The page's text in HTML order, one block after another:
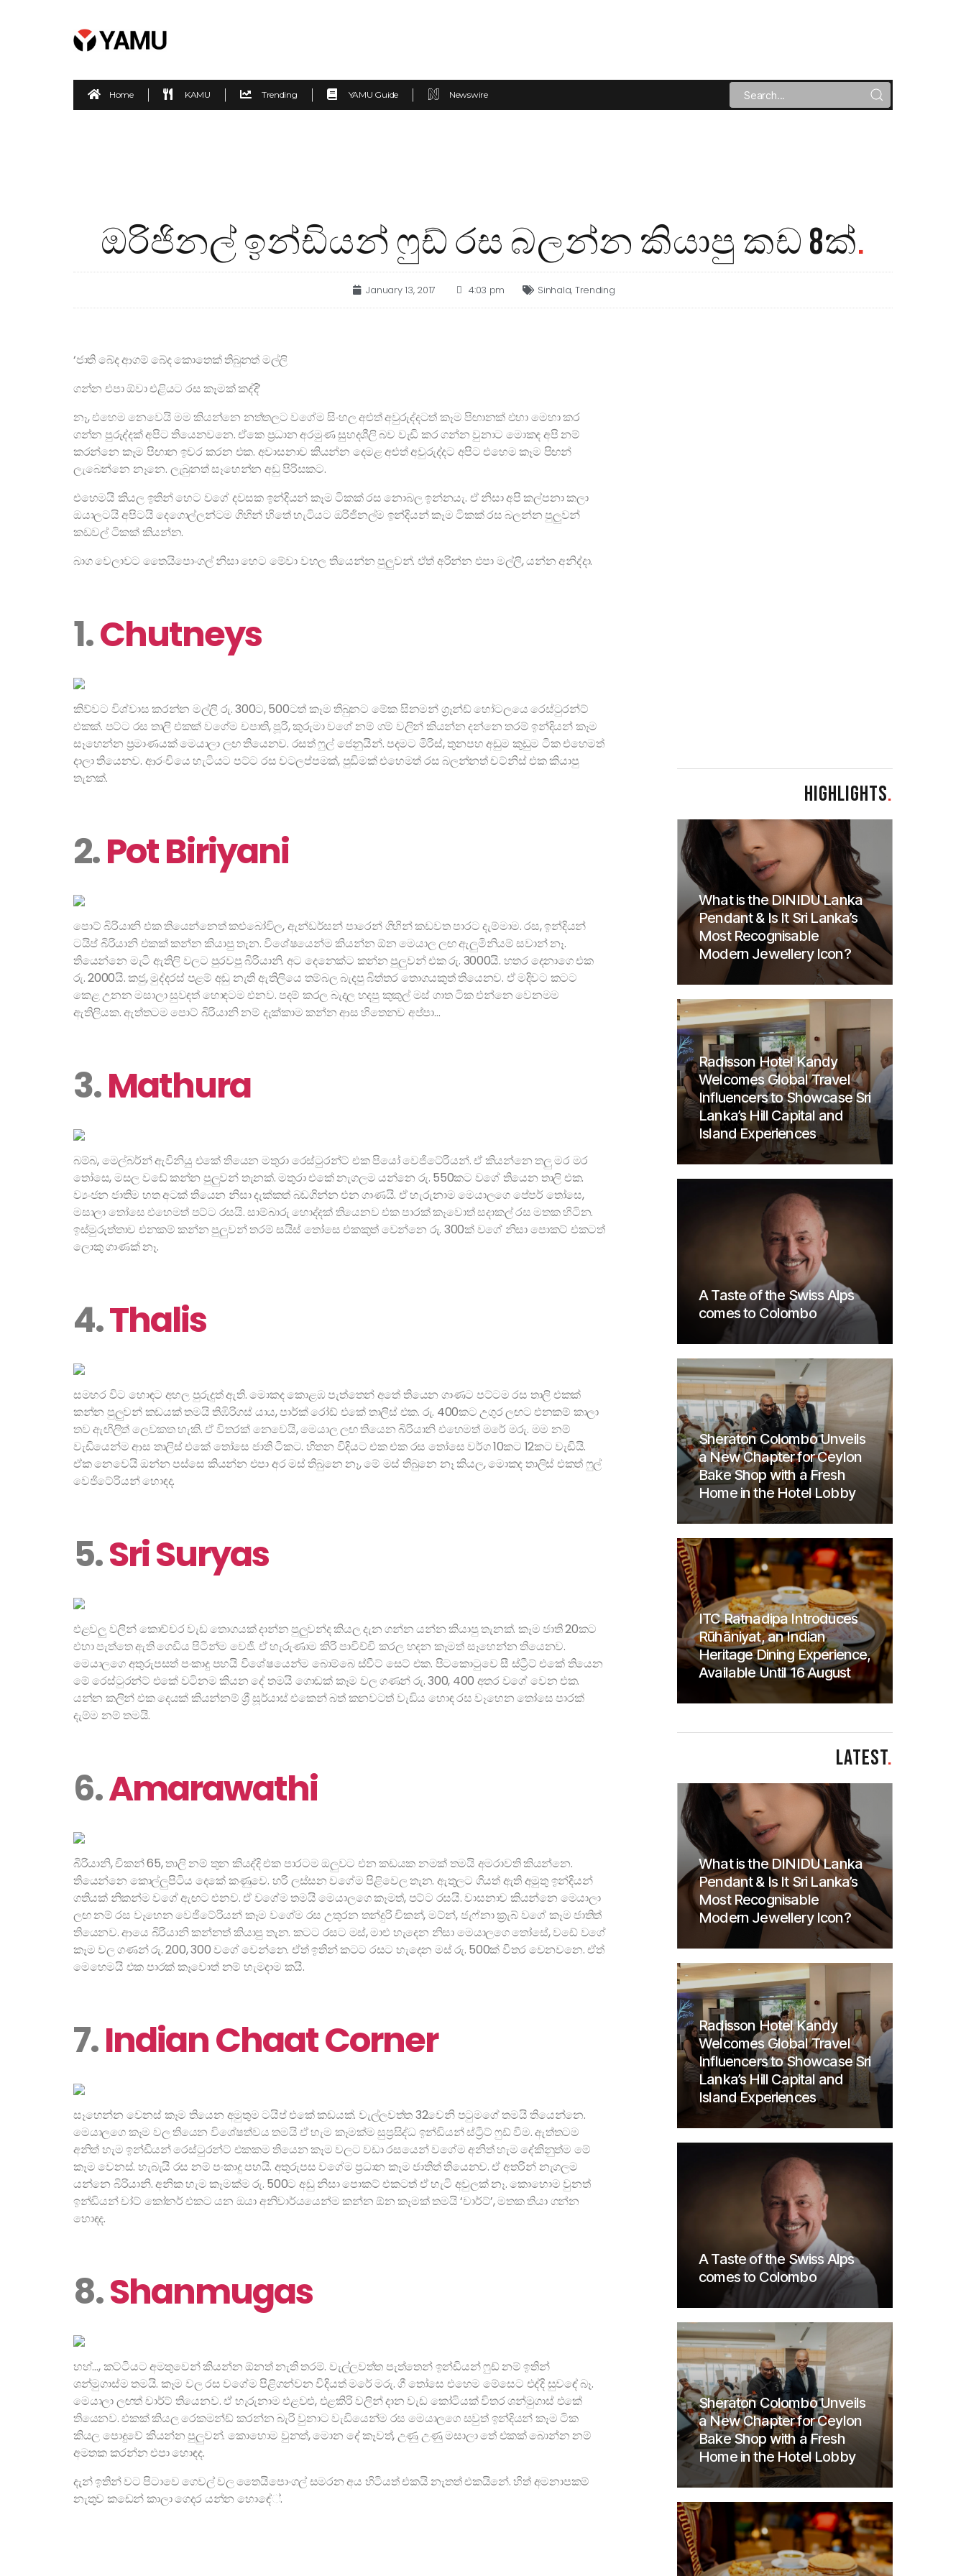
Home KAMU Trending YAMU Guide Newswire
ඔරිජිනල් ඉන්ඩියන් ෆුඩ් රස බලන්න කියාපු කඩ 8ක්.
January 13, 2017 4:03 pm Sinhala, Trending
‘ජාති බේද ආගම් බේද කොතෙක් තිබුනත් මල්ලි
ගන්න එපා ඕවා එළියට රස කෑමක් කද්දි’
නෑ, එහෙම නෙවෙයි මම කියන්නෙ නත්තලට වගේම සිංහල අළුත් අවුරුද්දටත් කෑම පිඟානක් එහා මෙහා කර
ගන්න පුරුද්දක් අපිට තියෙනවනෙ. ඒකෙ ප්‍රධාන අරමුණ සුහදශීලි බව වැඩි කර ගන්න වුනාට මොකද අපි නම්
කරන්නෙ කෑම පිඟාන ඉවර කරන එක. අවාසනාව කියන්න දෙමළ අළුත් අවුරුද්දට අපිට එහෙම කෑම පිඟන්
ලැබෙන්නෙ නෑනෙ. ලැබුනත් සෑහෙන්න අඩු පිරිසකට.
එහෙමයි කියල ඉතින් හෙට වගේ දවසක ඉන්දියන් කෑම ටිකක් රස නොබල ඉන්නයැ. ඒ නිසා අපි කල්පනා කලා
ඔයාලටයි අපිටයි දෙගොල්ලන්ටම ගිහින් හිතේ හැටියට ඔරිජිනල්ම ඉන්දියන් කෑම ටිකක් රස බලන්න පුලුවන්
කඩවල් ටිකක් කියන්න.
බාග වෙලාවට තෛයිපොංගල් නිසා හෙට මේවා වහල තියෙන්න පුලුවන්. ඒත් අරින්න එපා මල්ලි, යන්න අනිද්දා.
1.Chutneys
කිව්වට විශ්වාස කරන්න මල්ලි රු. 300ට, 500ටත් කෑම තිබුනට මේක සිනමන් ග්‍රෑන්ඩ් හෝටලයෙ රෙස්ටුරන්ට්
එකක්. පට්ට රස තාලි එකක් වගේම චපාති, පූරි, කුරුමා වගේ නම් ගම් වලින් කියන්න දන්නෙ තරම් ඉන්දියන් කෑම
සෑහෙන්න ප්‍රමාණයක් මෙයාලා ලඟ තියෙනව. රසත් ෆුල් ජෙනුයින්. පදමට මිරිස්, තුනපහ අඩුම කුඩුම ටික එහෙමත්
දාලා තියෙනව. ආරංචියෙ හැටියට පට්ට රස වටලප්පමක්, පුඩිමක් එහෙමත් රස බලන්නත් චට්නිස් එක කියාපු
තැනක්.
2.Pot Biriyani
පොට් බිරියානි එක තියෙන්නෙත් කළුබෝවිල, ඇන්ඩර්සන් පාරෙන් ගිහින් කඩවත පාරට දැම්මාම. රස, ඉන්දියන්
ටයිප් බිරියානි එකක් කන්න කියාපු තැන. විශේෂයෙන්ම කියන්න ඕන මෙයාල ලඟ ඇලුමිනියම් සවාන් නෑ.
තියෙන්නෙ මැටි ඇතිලි වලට පුරවපු බිරියානි. අට දෙනෙක්ට කන්න පුලුවන් එක රු. 3000යි. හතර දෙනාගෙ එක
රු. 2000යි. කජු, මුද්දරස් පළම් අඩු නැති ඇතිලියෙ තම්බල බැදපු බිත්තර තොගයකුත් තියෙනව. ඒ මදිවට කටට
කෙළ උනන මසාලා සුවඳත් හොඳටම එනව. පදම් කරල බැදල හදපු කුකුල් මස් ගාත ටික එන්නෙ වෙනමම
ඇතිලියක. ඇත්තටම පොට් බිරියානි නම් දැක්කාම කන්න ආස හිතෙනව අප්පා…
3.Mathura
බම්බ, මෙල්බර්න් ඇවිනියු එකේ තියෙන මතුරා රෙස්ටුරන්ට් එක පියෝ වෙජිටේරියන්. ඒ කියන්නෙ තලු මර මර
තෝසෙ, මසල වඩේ කන්න පුලුවන් තැනක්. මතුරා එකේ නැගලම යන්නෙ රු. 550කට වගේ තියෙන තාලි එක.
ව්‍යංජන ජාතිම හත අටක් තියෙන නිසා දැක්කත් බඩගින්න එන ගාණයි. ඒ හැරුනාම මෙයාලගෙ පේපර් තෝසෙ,
මසාලා තෝසෙ එහෙමත් පට්ට රසයි. සාම්බාරු හොද්දක් තියෙනව එක පාරක් කෑවොත් සදාකල් රස මතක හිටින.
ඉස්මුරුත්තාව එනකම් කන්න පුලුවන් තරම් සයිස් තෝසෙ එකකුත් වෙන්නෙ රු. 300ක් වගේ නිසා පොකට් එකටත්
ලොකු ගාණක් නෑ.
4.Thalis
සමහර විට හොඳට අහල පුරුදුත් ඇති. මොකද කොළඹ පැත්තෙන් අතේ තියෙන ගාණට පට්ටම රස තාලි එකක්
කන්න පුලුවන් කඩයක් තමයි තිඹිරිගස් යාය, පාර්ක් රෝඩ් එකේ තාලිස් එක. රු. 400කට උගුර ලඟට එනකම් කාලා
තව ඇඟිලිත් ලෙවකත හැකි. ඒ විතරක් නෙවෙයි, මෙයාල ලඟ තියෙන බිරියානි එහෙමත් මරේ මරු. මම නම්
වැඩියෙන්ම ආස තාලිස් එකේ තෝසෙ ජාති ටිකට. හිතන විදියට එක එක රස තෝසෙ වර්ග 10කට 12කට වැඩියි.
ඒක නෙවෙයි ඔන්න පස්සෙ කියන්න එපා අර මස් තිබුනෙ නෑ, මේ මස් තිබුනෙ නෑ කියල, මොකද තාලිස් එකත් ෆුල්
වෙජිටේරියන් හොඳද.
5.Sri Suryas
එළවලු වලින් කොච්චර වැඩ තොගයක් දාන්න පුලුවන්ද කියල දැන ගන්න යන්න කියාපු තැනක්. කෑම ජාති 20කට
එහා පැත්තෙ ඇති ගෙඩිය පිටින්ම වෙජි. ඒ හැරුණාම කිරි පාවිච්චි කරල හදන කෑමත් සෑහෙන්න තියෙනව.
මෙයාලගෙ අතුරුපසත් පංකාදු පහයි විශේෂයෙන්ම බොම්බෙ ස්වීට් සෙට් එක. පිටකොටුවෙ සී ස්ට්‍රීට් එකේ තියෙන
මේ රෙස්ටුරන්ට් එකේ වටිනම කියන දේ තමයි ගොඩක් කෑම වල ගණන් රු. 300, 400 අතර වගේ වෙන එක.
යන්න කලින් එක දෙයක් කියන්නම් ශ්‍රී සූර්යාස් එකෙන් බත් කනවටත් වැඩිය හොඳ රස වෑහෙන තෝසෙ පාරක්
දැම්ම නම් තමයි.
6.Amarawathi
බිරියානි, චිකන් 65, තාලි නම් තුන කියද්දි එක පාරටම ඔලුවට එන කඩයක නමක් තමයි අමරාවති කියන්නෙ.
තියෙන්නෙ කොල්ලුපිටිය දෙකේ කණුවෙ. හරි ලස්සන වගේම පිළිවෙල තැන. ඇතුලට ගියත් ඇති අමුතු ඉන්දියන්
ගතියක් නිකන්ම වගේ ඇඟට එනව. ඒ වගේම තමයි මෙයාලගෙ කෑමත්, පට්ට රසයි. වාසනාව කියන්නෙ මෙයාලා
ලඟ නම් රස වෑහෙන වෙජිටේරියන් කෑම වගේම රස උතුරන තන්දුරි චිකන්, මට්න්, ජැෆ්නා ක්‍රැබ් වගේ කෑම ජාතිත්
තියෙනව. ආයෙ බිරියානි කන්නත් කියාපු තැන. කටට රසට මස්, මාළු හැදෙන නිසා මෙයාලගෙ තෝසේ, වඩේ වගේ
කෑම වල ගණන් රු. 200, 300 වගේ වෙන්නෙ. ඒත් ඉතින් කටට රසට හැදෙන මස් රු. 500ක් විතර වෙනවනෙ. ඒත්
මෙහෙමයි එක පාරක් කෑවොත් නම් හැමදාම කයි.
7.Indian Chaat Corner
සෑහෙන්න වෙනස් කෑම තියෙන අමුතුම ටයිප් එකේ කඩයක්. වැල්ලවත්ත 32වෙනි පටුමගේ තමයි තියෙන්නෙ.
මෙයාලගෙ කෑම වල තියෙන විශේෂත්වය තමයි ඒ හැම කෑමක්ම සුප්‍රසිද්ධ ඉන්ඩියන් ස්ට්‍රීට් ෆුඩ් වීම. ඇත්තටම
අනිත් හැම ඉන්ඩියන් රෙස්ටුරන්ට් එකකම තියෙන කෑම වලට වඩා රසයෙන් වගේම අනිත් හැම දේකිනුත්ම මේ
කෑම වෙනස්. හැබැයි රස නම් පංකාදු පහයි. අතුරුපස වගේම ප්‍රධාන කෑම ජාතිත් තියෙනව. ඒ අතරින් නැගලම
යන්නෙ බිරියානි. අනික හැම කෑමක්ම රු. 500ට අඩු නිසා පොකට් එකටත් ඒ හැටි අවුලක් නෑ. කොහොම වුනත්
ඉන්ඩියන් චා්ට් කෝනර් එකට යන ඔයා අනිවාර්යයෙන්ම කන්න ඕන කෑමක් තමයි ‘චාර්ට්’, මතක තියා ගන්න
හොඳද.
8.Shanmugas
හහ්…, කට්ටියට අමතුවෙන් කියන්න ඕනත් නැති තරම්. වැල්ලවත්ත පැත්තෙන් ඉන්ඩියන් ෆුඩ් නම් ඉතින්
ශන්මුගාස්ම තමයි. කෑම වල රස වගේම පිළිගන්වන විදියත් මරේ මරු. ගී තෝසෙ එහෙම මේසෙට එද්දි සුවඳේ බෑ.
මෙයාලා ලඟත් චාර්ට් තියෙනව. ඒ හැරුනාම එළවළු, එළකිරි වලින් දාන වැඩ කෝටියක් විතර ශන්මුගාස් එකේ
තියෙනව. එකක් කියල රෙකමන්ඩ් කරන්න බැරි වුනාට වැඩියෙන්ම රස මෙයාලගෙ සවුත් ඉන්දියන් කෑම ටික
කියල පොදුවේ කියන්න පුලුවන්. කොහොම වුනත්, මොන දේ කෑවත්, උණු උණු මසාලා තේ එකක් බොන්න නම්
අමතක කරන්න එපා හොඳද.
දැන් ඉතින් වට පිටාවෙ ගෙවල් වල තෛයිපොංගල් සමරන අය හිටියත් එකයි නැතත් එකයිනේ. හිත් අමනාපකම්
නැතුව කඩෙන් කාලා ගෙදර යන්න හොඳේ්.
HIGHLIGHTS.
What is the DINIDU Lanka
Pendant & Is It Sri Lanka’s
Most Recognisable
Modern Jewellery Icon?
Radisson Hotel Kandy
Welcomes Global Travel
Influencers to Showcase Sri
Lanka’s Hill Capital and
Island Experiences
A Taste of the Swiss Alps
comes to Colombo
Sheraton Colombo Unveils
a New Chapter for Ceylon
Bake Shop with a Fresh
Home in the Hotel Lobby
ITC Ratnadipa Introduces
Rūhāniyat, an Indian
Heritage Dining Experience,
Available Until 16 August
LATEST.
What is the DINIDU Lanka
Pendant & Is It Sri Lanka’s
Most Recognisable
Modern Jewellery Icon?
Radisson Hotel Kandy
Welcomes Global Travel
Influencers to Showcase Sri
Lanka’s Hill Capital and
Island Experiences
A Taste of the Swiss Alps
comes to Colombo
Sheraton Colombo Unveils
a New Chapter for Ceylon
Bake Shop with a Fresh
Home in the Hotel Lobby